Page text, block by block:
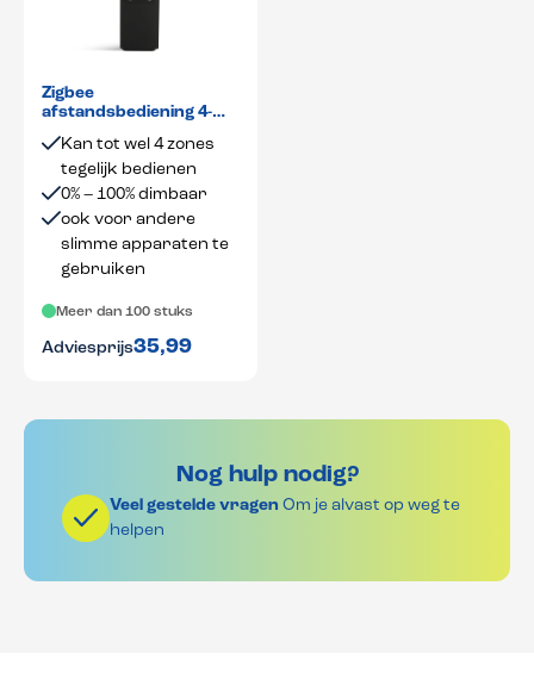
Zigbee
afstandsbediening 4-
Kan tot wel 4 zones
tegelijk bedienen
0% – 100% dimbaar
ook voor andere
slimme apparaten te
gebruiken
Meer dan 100 stuks
Adviesprijs35,99
Nog hulp nodig?
Veel gestelde vragen Om je alvast op weg te
helpen